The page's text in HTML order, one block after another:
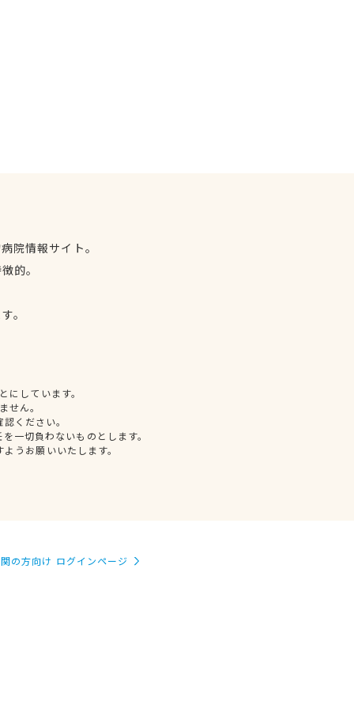
院情報サイト。
的。
。
しています。
せん。
ください。
一切負わないものとします。
うお願いいたします。
の方向け ログインページ